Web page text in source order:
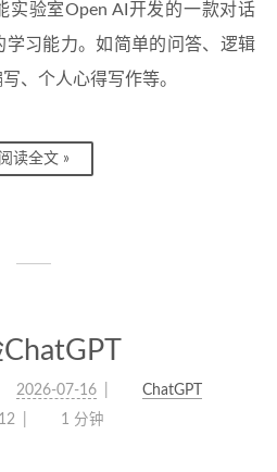
实验室Open AI开发的一款对话
学习能力。如简单的问答、逻辑
、个人心得写作等。
阅读全文 »
2026-07-16
ChatGPT
1 分钟